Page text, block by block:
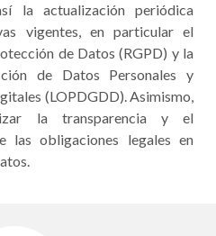
la actualización periódica
vigentes, en particular el
de Datos (RGPD) y la
de Datos Personales y
(LOPDGDD). Asimismo,
la transparencia y el
las obligaciones legales en